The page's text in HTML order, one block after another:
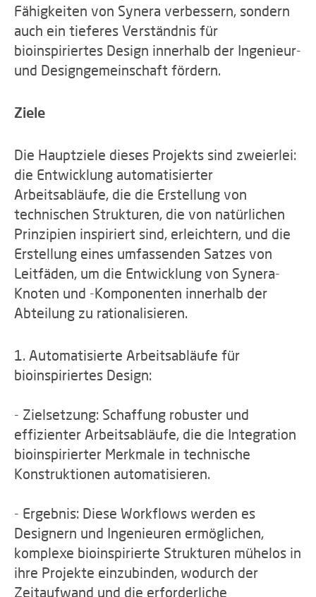
Fähigkeiten von Synera verbessern, sondern
auch ein tieferes Verständnis für
bioinspiriertes Design innerhalb der Ingenieur-
und Designgemeinschaft fördern.
Ziele
Die Hauptziele dieses Projekts sind zweierlei:
die Entwicklung automatisierter
Arbeitsabläufe, die die Erstellung von
technischen Strukturen, die von natürlichen
Prinzipien inspiriert sind, erleichtern, und die
Erstellung eines umfassenden Satzes von
Leitfäden, um die Entwicklung von Synera-
Knoten und -Komponenten innerhalb der
Abteilung zu rationalisieren.
1. Automatisierte Arbeitsabläufe für
bioinspiriertes Design:
- Zielsetzung: Schaffung robuster und
effizienter Arbeitsabläufe, die die Integration
bioinspirierter Merkmale in technische
Konstruktionen automatisieren.
- Ergebnis: Diese Workflows werden es
Designern und Ingenieuren ermöglichen,
komplexe bioinspirierte Strukturen mühelos in
ihre Projekte einzubinden, wodurch der
Zeitaufwand und die erforderliche